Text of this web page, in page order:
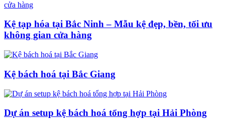
Kệ tạp hóa tại Bắc Ninh – Mẫu kệ đẹp, bền, tối ưu
không gian cửa hàng
Kệ bách hoá tại Bắc Giang
Dự án setup kệ bách hoá tổng hợp tại Hải Phòng